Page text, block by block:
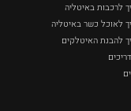
לרכבות באיטליה
לאוכל כשר באיטליה
להבנת האיטלקים